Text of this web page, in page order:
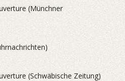
(Münchner
(Schwäbische Zeitung)